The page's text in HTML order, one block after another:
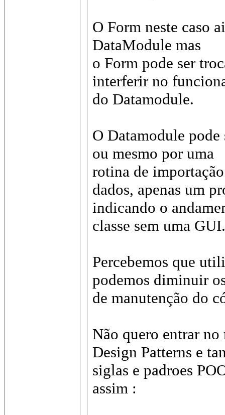
O Form neste caso
DataModule mas
o Form pode ser
interferir no
do Datamodule.
O Datamodule
ou mesmo por uma
rotina de
dados, apenas um
indicando o
classe sem uma GUI.
Percebemos que
podemos diminuir
de manutenção do
Não quero entrar
Design Patterns e
siglas e padroes
assim :